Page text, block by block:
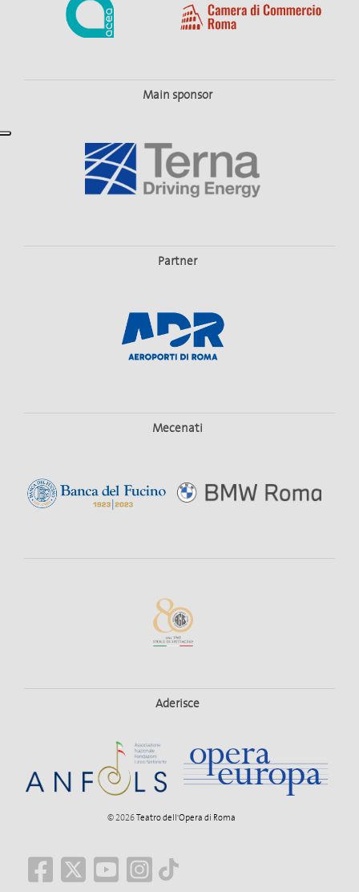
Main sponsor
Partner
Mecenati
Aderisce
© 2026Teatro dell'Opera di Roma